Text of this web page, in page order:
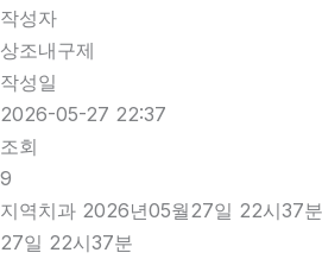
작성자
상조내구제
작성일
2026-05-27 22:37
조회
9
지역치과 2026년05월27일 22시37
27일 22시37분